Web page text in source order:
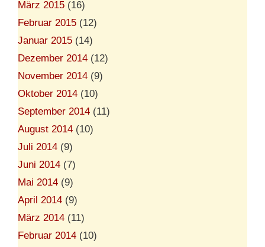
März 2015 (16)
Februar 2015 (12)
Januar 2015 (14)
Dezember 2014 (12)
November 2014 (9)
Oktober 2014 (10)
September 2014 (11)
August 2014 (10)
Juli 2014 (9)
Juni 2014 (7)
Mai 2014 (9)
April 2014 (9)
März 2014 (11)
Februar 2014 (10)